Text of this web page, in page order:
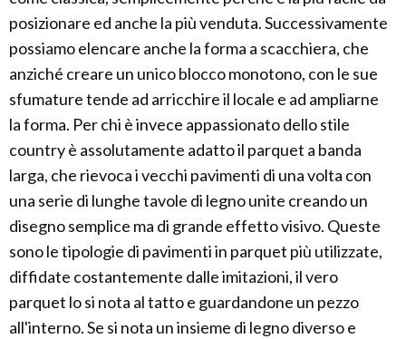
posizionare ed anche la più venduta. Successivamente
possiamo elencare anche la forma a scacchiera, che
anziché creare un unico blocco monotono, con le sue
sfumature tende ad arricchire il locale e ad ampliarne
la forma. Per chi è invece appassionato dello stile
country è assolutamente adatto il parquet a banda
larga, che rievoca i vecchi pavimenti di una volta con
una serie di lunghe tavole di legno unite creando un
disegno semplice ma di grande effetto visivo. Queste
sono le tipologie di pavimenti in parquet più utilizzate,
diffidate costantemente dalle imitazioni, il vero
parquet lo si nota al tatto e guardandone un pezzo
all'interno. Se si nota un insieme di legno diverso e